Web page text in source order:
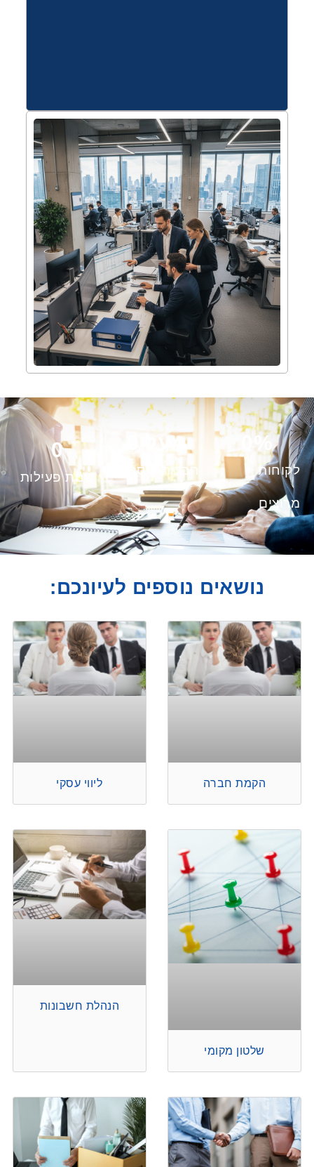
לקוחות
מרוצים
%
0
חברות ועסקים
מעל
שנות פעילות
0
נושאים נוספים לעיונכם:
הקמת חברה ליווי עסקי
שלטון מקומי
הנהלת חשבונות